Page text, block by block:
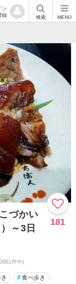
ン
録
検索 MENU
づかい
～3日
181
件中)
#食べ歩き